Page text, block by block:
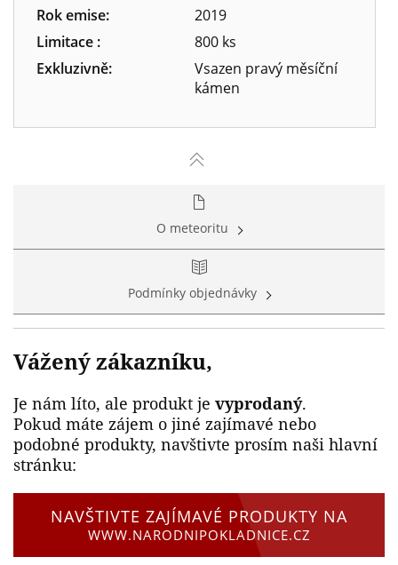
Rok emise:
2019
Limitace :
800 ks
Exkluzivně:
Vsazen pravý měsíční
kámen
O meteoritu
Podmínky objednávky
Vážený zákazníku,
Je nám líto, ale produkt je vyprodaný.
Pokud máte zájem o jiné zajímavé nebo
podobné produkty, navštivte prosím naši hlavní
stránku:
NAVŠTIVTE ZAJÍMAVÉ PRODUKTY NA
WWW.NARODNIPOKLADNICE.CZ